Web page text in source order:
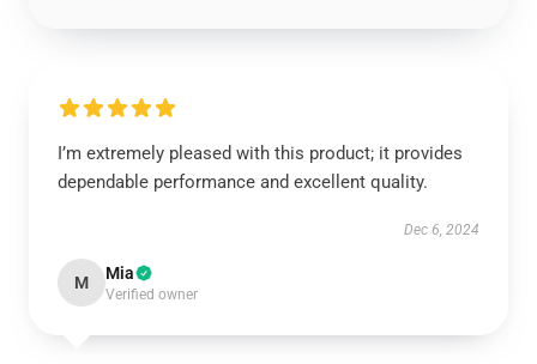
I’m extremely pleased with this product; it provides
dependable performance and excellent quality.
Dec 6, 2024
M Mia
Verified owner